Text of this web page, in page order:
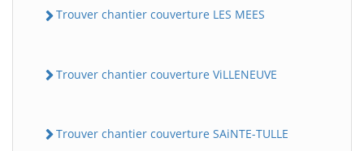
Trouver chantier couverture LES MEES
Trouver chantier couverture ViLLENEUVE
Trouver chantier couverture SAiNTE-TULLE